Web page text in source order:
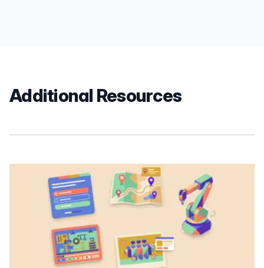
Additional Resources